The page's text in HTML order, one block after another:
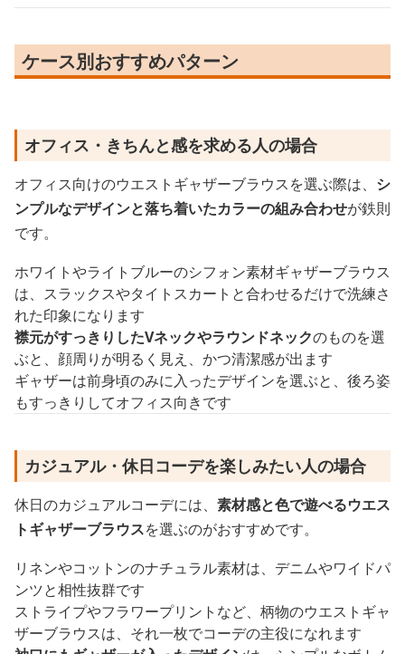
ケース別おすすめパターン
オフィス・きちんと感を求める人の場合
オフィス向けのウエストギャザーブラウスを選ぶ際は、 シ
ンプルなデザインと落ち着いたカラーの組み合わせが鉄則
です。
ホワイトやライトブルーのシフォン素材ギャザーブラウス
は、スラックスやタイトスカートと合わせるだけで洗練さ
れた印象になります
襟元がすっきりしたVネックやラウンドネックのものを選
ぶと、顔周りが明るく見え、かつ清潔感が出ます
ギャザーは前身頃のみに入ったデザインを選ぶと、後ろ姿
もすっきりしてオフィス向きです
カジュアル・休日コーデを楽しみたい人の場合
休日のカジュアルコーデには、 素材感と色で遊べるウエス
トギャザーブラウスを選ぶのがおすすめです。
リネンやコットンのナチュラル素材は、デニムやワイドパ
ンツと相性抜群です
ストライプやフラワープリントなど、柄物のウエストギャ
ザーブラウスは、それ一枚でコーデの主役になれます